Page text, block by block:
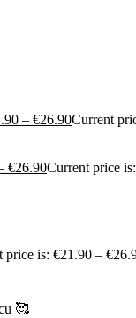
– €26.90Current
€26.90Current price
price is: €21.90 –
🥰